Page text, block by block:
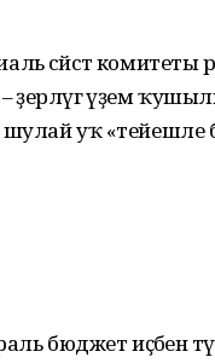
комитеты
әүҙем
уҡ «тейешле
бюджет иҫәбенә